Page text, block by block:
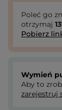
Poleć go
otrzymaj
Pobierz
Wymień
Aby to
zarejestruj